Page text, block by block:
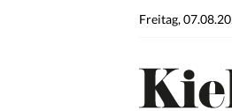
Freitag,